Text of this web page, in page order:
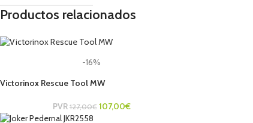
Productos relacionados
-16%
Victorinox Rescue Tool MW
PVR 127,00€ 107,00€